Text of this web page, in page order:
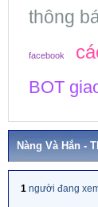
thông
facebook
BOT
Nàng Và Hắn -
1 người đang